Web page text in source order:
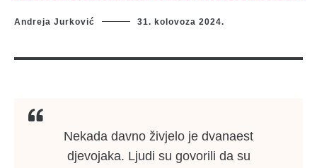
Andreja Jurković 31. kolovoza 2024.
Nekada davno živjelo je dvanaest
djevojaka. Ljudi su govorili da su